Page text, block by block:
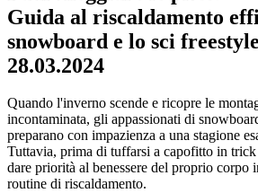
Guida al riscaldamento
snowboard e lo sci freestyle
28.03.2024
Quando l'inverno scende e ricopre le
incontaminata, gli appassionati di
preparano con impazienza a una stagione
Tuttavia, prima di tuffarsi a capofitto in
dare priorità al benessere del proprio corpo
routine di riscaldamento.